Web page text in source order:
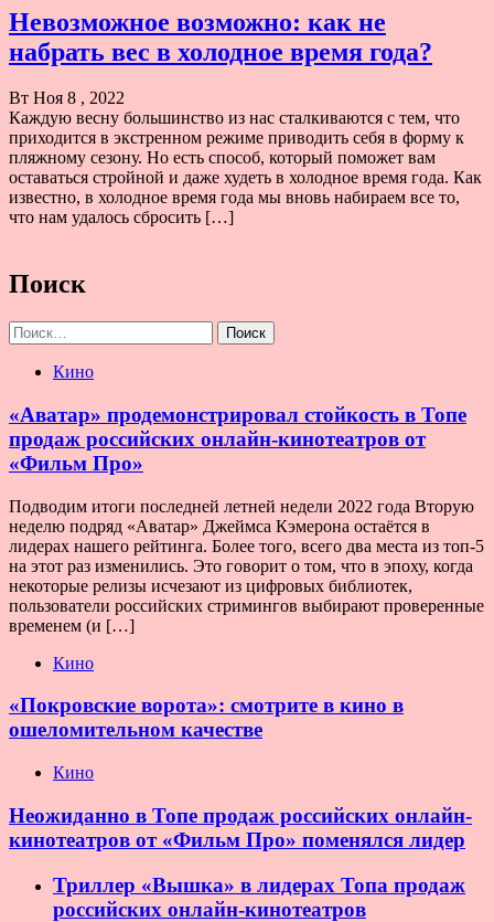
Невозможное возможно: как не
набрать вес в холодное время года?
Вт Ноя 8 , 2022
Каждую весну большинство из нас сталкиваются с тем, что
приходится в экстренном режиме приводить себя в форму к
пляжному сезону. Но есть способ, который поможет вам
оставаться стройной и даже худеть в холодное время года. Как
известно, в холодное время года мы вновь набираем все то,
что нам удалось сбросить […]
Поиск
Найти:
Кино
«Аватар» продемонстрировал стойкость в Топе
продаж российских онлайн-кинотеатров от
«Фильм Про»
Подводим итоги последней летней недели 2022 года Вторую
неделю подряд «Аватар» Джеймса Кэмерона остаётся в
лидерах нашего рейтинга. Более того, всего два места из топ-5
на этот раз изменились. Это говорит о том, что в эпоху, когда
некоторые релизы исчезают из цифровых библиотек,
пользователи российских стримингов выбирают проверенные
временем (и […]
Кино
«Покровские ворота»: смотрите в кино в
ошеломительном качестве
Кино
Неожиданно в Топе продаж российских онлайн-
кинотеатров от «Фильм Про» поменялся лидер
Триллер «Вышка» в лидерах Топа продаж
российских онлайн-кинотеатров